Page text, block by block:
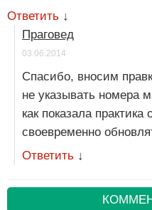
Ответить ↓
Праговед
03.06.2014
Спасибо, вносим
не указывать номера
как показала
своевременно
Ответить ↓